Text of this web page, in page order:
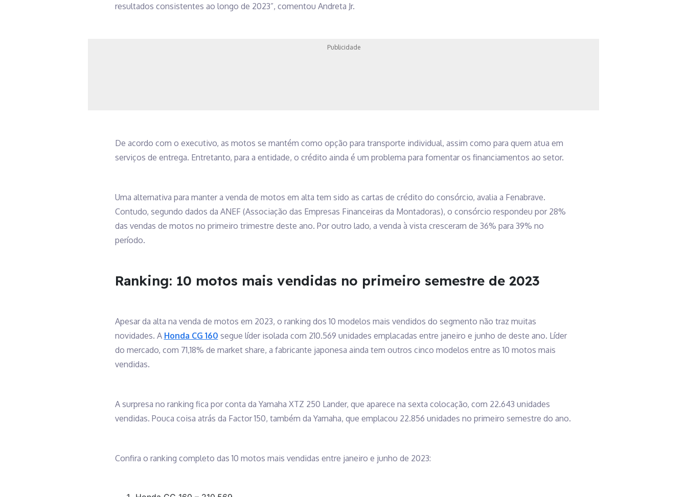
resultados consistentes ao longo de 2023”, comentou Andreta Jr.
Publicidade
De acordo com o executivo, as motos se mantém como opção para transporte individual, assim como para quem atua em
serviços de entrega. Entretanto, para a entidade, o crédito ainda é um problema para fomentar os financiamentos ao setor.
Uma alternativa para manter a venda de motos em alta tem sido as cartas de crédito do consórcio, avalia a Fenabrave.
Contudo, segundo dados da ANEF (Associação das Empresas Financeiras da Montadoras), o consórcio respondeu por 28%
das vendas de motos no primeiro trimestre deste ano. Por outro lado, a venda à vista cresceram de 36% para 39% no
período.
Ranking: 10 motos mais vendidas no primeiro semestre de 2023
Apesar da alta na venda de motos em 2023, o ranking dos 10 modelos mais vendidos do segmento não traz muitas
novidades. A Honda CG 160 segue líder isolada com 210.569 unidades emplacadas entre janeiro e junho de deste ano. Líder
do mercado, com 71,18% de market share, a fabricante japonesa ainda tem outros cinco modelos entre as 10 motos mais
vendidas.
A surpresa no ranking fica por conta da Yamaha XTZ 250 Lander, que aparece na sexta colocação, com 22.643 unidades
vendidas. Pouca coisa atrás da Factor 150, também da Yamaha, que emplacou 22.856 unidades no primeiro semestre do ano.
Confira o ranking completo das 10 motos mais vendidas entre janeiro e junho de 2023: